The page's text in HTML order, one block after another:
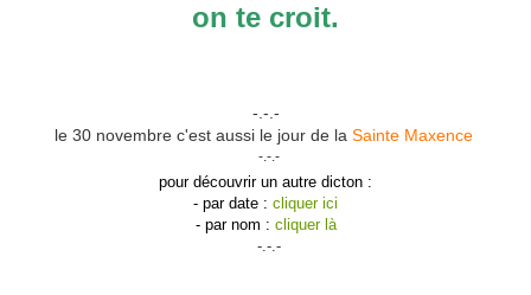
on te croit.
-.-.-
le 30 novembre c'est aussi le jour de la Sainte Maxence
-.-.-
pour découvrir un autre dicton :
- par date : cliquer ici
- par nom : cliquer là
-.-.-